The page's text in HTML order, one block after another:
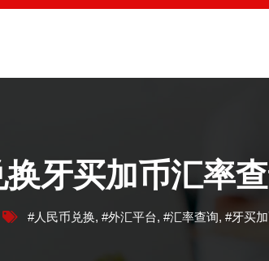
牙买加币汇率
#人民币兑换, #外汇平台, #汇率查询, #牙买